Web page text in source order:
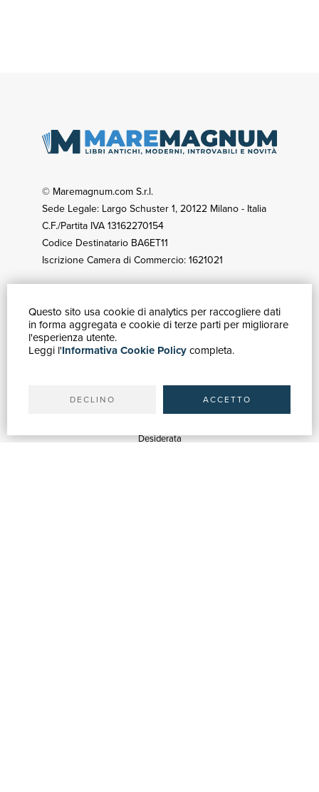
Questo sito usa cookie di analytics per raccogliere dati
in forma aggregata e cookie di terze parti per migliorare
l'esperienza utente.
Leggi l'Informativa Cookie Policycompleta.
DECLINO ACCETTO
© Maremagnum.com S.r.l.
Sede Legale: Largo Schuster 1, 20122 Milano - Italia
C.F./Partita IVA 13162270154
Codice Destinatario BA6ET11
Iscrizione Camera di Commercio: 1621021
GUIDA ACQUISTI
Catalogo
Ricerca avanzata
Spedizioni
Desiderata